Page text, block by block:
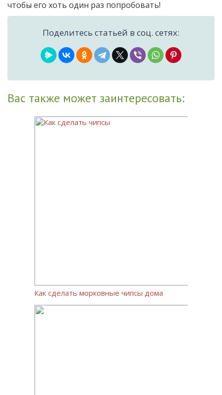
чтобы его хоть один раз попробовать!
Поделитесь статьей в соц. сетях:
Вас также может заинтересовать:
Как сделать морковные чипсы дома